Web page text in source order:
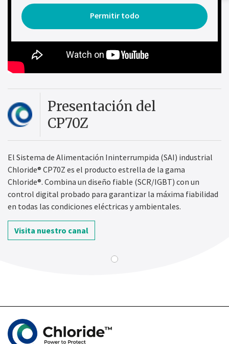
Presentación del
CP70Z
El Sistema de Alimentación Ininterrumpida (SAI) industrial
Chloride® CP70Z es el producto estrella de la gama
Chloride®. Combina un diseño fiable (SCR/IGBT) con un
control digital probado para garantizar la máxima fiabilidad
en todas las condiciones eléctricas y ambientales.
Visita nuestro canal
Permitir todo